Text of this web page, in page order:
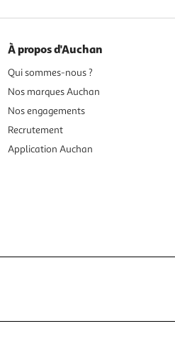
À propos d'Auchan
Qui sommes-nous ?
Nos marques Auchan
Nos engagements
Recrutement
Application Auchan